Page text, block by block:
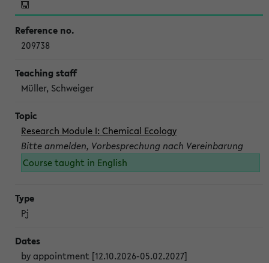
209738
Müller, Schweiger
Research Module I: Chemical Ecology
Bitte anmelden, Vorbesprechung nach Vereinbarung
Course taught in English
Pj
by appointment [12.10.2026-05.02.2027]